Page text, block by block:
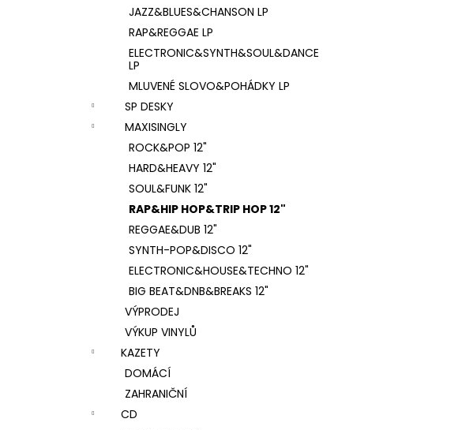
JAZZ&BLUES&CHANSON LP
RAP&REGGAE LP
ELECTRONIC&SYNTH&SOUL&DANCE
LP
MLUVENÉ SLOVO&POHÁDKY LP
SP DESKY
MAXISINGLY
ROCK&POP 12"
HARD&HEAVY 12"
SOUL&FUNK 12"
RAP&HIP HOP&TRIP HOP 12"
REGGAE&DUB 12"
SYNTH-POP&DISCO 12"
ELECTRONIC&HOUSE&TECHNO 12"
BIG BEAT&DNB&BREAKS 12"
VÝPRODEJ
VÝKUP VINYLŮ
KAZETY
DOMÁCÍ
ZAHRANIČNÍ
CD